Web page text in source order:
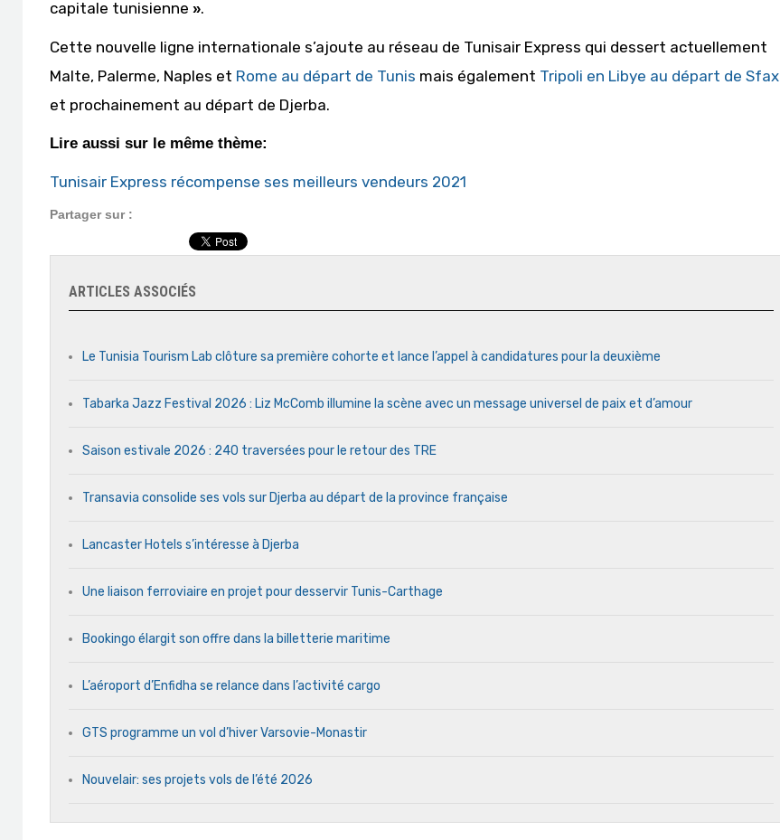
capitale tunisienne ».
Cette nouvelle ligne internationale s’ajoute au réseau de Tunisair Express qui dessert actuellement
Malte, Palerme, Naples et Rome au départ de Tunis mais également Tripoli en Libye au départ de Sfax
et prochainement au départ de Djerba.
Lire aussi sur le même thème:
Tunisair Express récompense ses meilleurs vendeurs 2021
Partager sur :
ARTICLES ASSOCIÉS
Le Tunisia Tourism Lab clôture sa première cohorte et lance l’appel à candidatures pour la deuxième
Tabarka Jazz Festival 2026 : Liz McComb illumine la scène avec un message universel de paix et d’amour
Saison estivale 2026 : 240 traversées pour le retour des TRE
Transavia consolide ses vols sur Djerba au départ de la province française
Lancaster Hotels s’intéresse à Djerba
Une liaison ferroviaire en projet pour desservir Tunis-Carthage
Bookingo élargit son offre dans la billetterie maritime
L’aéroport d’Enfidha se relance dans l’activité cargo
GTS programme un vol d’hiver Varsovie-Monastir
Nouvelair: ses projets vols de l’été 2026